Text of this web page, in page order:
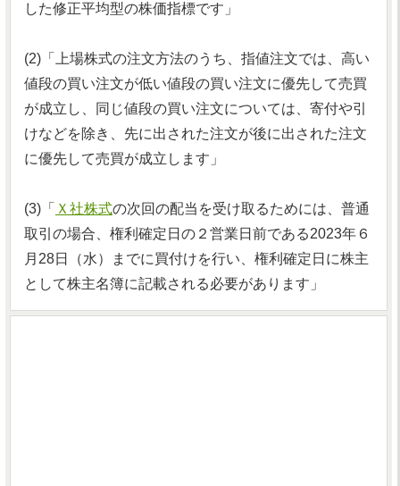
した修正平均型の株価指標です」
(2)「上場株式の注文方法のうち、指値注文では、高い
値段の買い注文が低い値段の買い注文に優先して売買
が成立し、同じ値段の買い注文については、寄付や引
けなどを除き、先に出された注文が後に出された注文
に優先して売買が成立します」
(3)「 Ｘ社株式の次回の配当を受け取るためには、普通
取引の場合、権利確定日の２営業日前である2023年６
月28日（水）までに買付けを行い、権利確定日に株主
として株主名簿に記載される必要があります」